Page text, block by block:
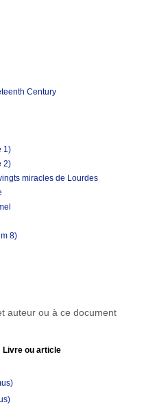
Century
1)
2)
miracles de Lourdes
8)
auteur ou à ce document
Livre ou article